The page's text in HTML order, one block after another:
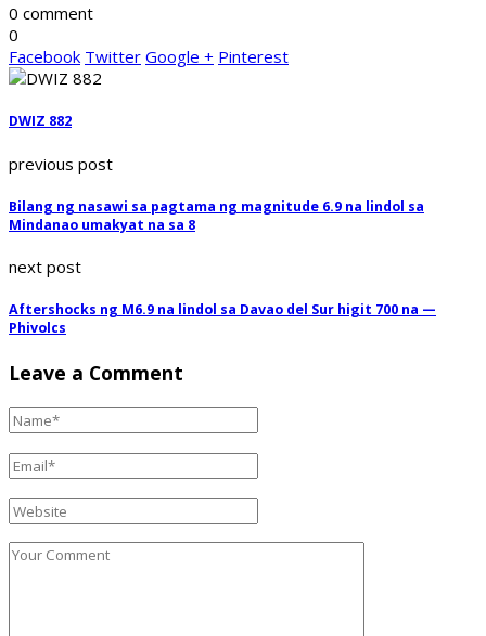
0 comment
0
Facebook Twitter Google + Pinterest
DWIZ 882
previous post
Bilang ng nasawi sa pagtama ng magnitude 6.9 na lindol sa
Mindanao umakyat na sa 8
next post
Aftershocks ng M6.9 na lindol sa Davao del Sur higit 700 na —
Phivolcs
Leave a Comment